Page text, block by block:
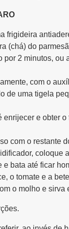
frigideira
(chá) do
por 2 minutos, ou
com o
de uma tigela
enrijecer e obter o
com o restante
coloque
e bata até ficar
o tomate e a
o molho e sirva